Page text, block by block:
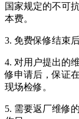
国家规定的不可
本费。
3. 免费保修结束
4. 对用户提出的
修申请后，保证
现场检修。
5. 需要返厂维修